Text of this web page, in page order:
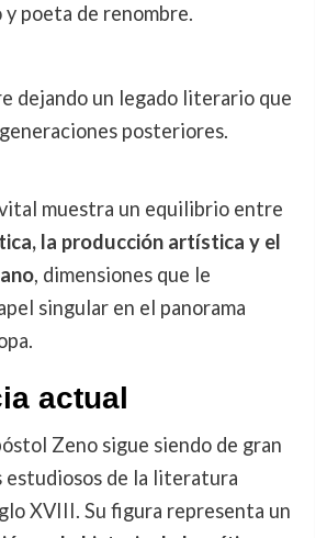
poeta de renombre.
dejando un legado literario que
posteriores.
muestra un equilibrio entre
la producción artística y el
, dimensiones que le
singular en el panorama
actual
Zeno sigue siendo de gran
estudiosos de la literatura
XVIII. Su figura representa un